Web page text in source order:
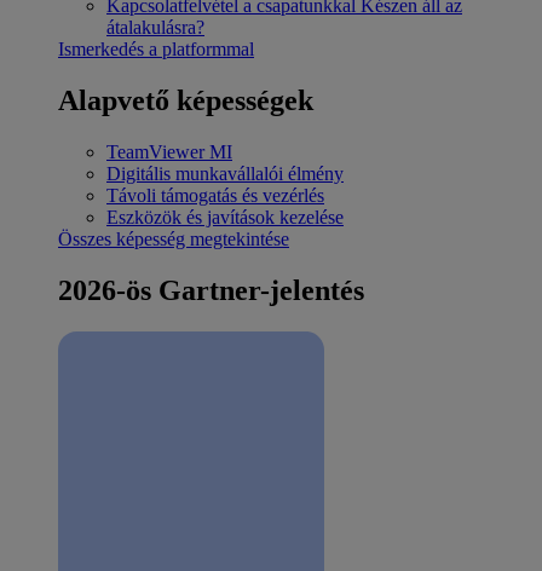
Kapcsolatfelvétel a csapatunkkal Készen áll az
átalakulásra?
Ismerkedés a platformmal
Alapvető képességek
TeamViewer MI
Digitális munkavállalói élmény
Távoli támogatás és vezérlés
Eszközök és javítások kezelése
Összes képesség megtekintése
2026-ös Gartner-jelentés